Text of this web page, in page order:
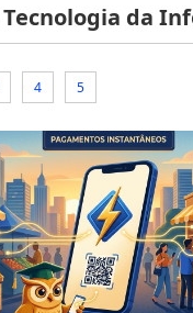
Tecnologia da
4 5